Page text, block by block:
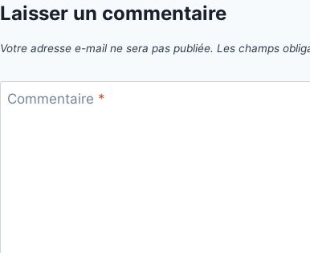
Laisser un commentaire
Votre adresse e-mail ne sera pas publiée. Les champs
Commentaire *